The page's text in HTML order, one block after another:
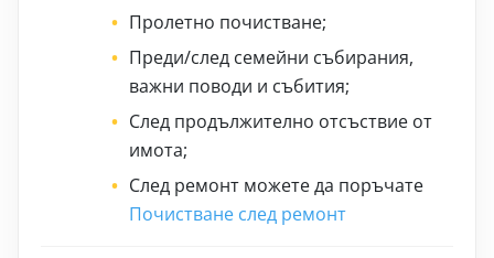
Пролетно почистване;
Преди/след семейни събирания,
важни поводи и събития;
След продължително отсъствие от
имота;
След ремонт можете да поръчате
Почистване след ремонт